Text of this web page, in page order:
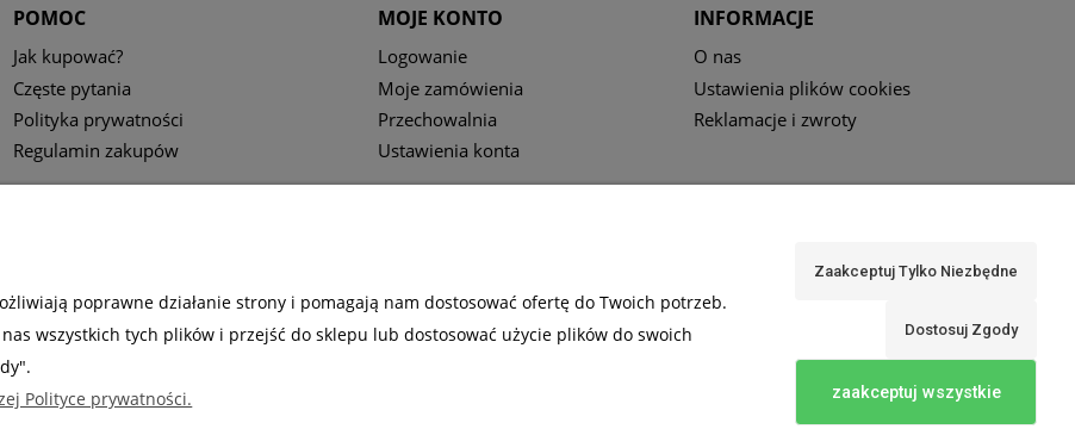
POMOC
Jak kupować?
Częste pytania
Polityka prywatności
Regulamin zakupów
MOJE KONTO
Logowanie
Moje zamówienia
Przechowalnia
Ustawienia konta
INFORMACJE
O nas
Ustawienia plików cookies
Reklamacje i zwroty
poprawne działanie strony i pomagają nam dostosować ofertę do Twoich potrzeb.
wszystkich tych plików i przejść do sklepu lub dostosować użycie plików do swoich
Polityce prywatności.
Zaakceptuj Tylko Niezbędne
Dostosuj Zgody
zaakceptuj wszystkie